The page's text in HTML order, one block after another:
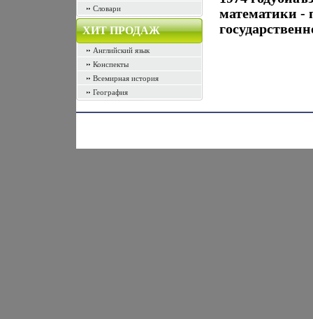
Словари
ХИТ ПРОДАЖ
Английский язык
Конспекты
Всемирная история
География
математики -